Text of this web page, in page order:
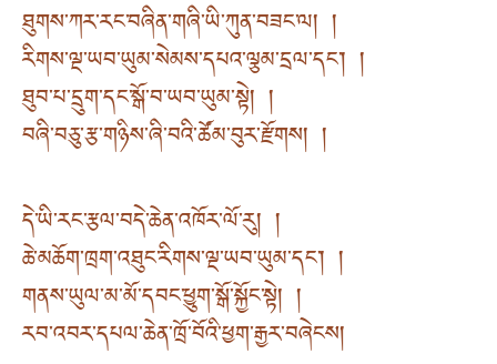
ཐུགས་ཀར་རང་བཞིན་གཞི་ཡི་ཀུན་བཟང་ལ། །
རིགས་ལྔ་ཡབ་ཡུམ་སེམས་དཔའ་ལྕམ་དྲལ་དང་། །
ཐུབ་པ་དྲུག་དང་སྒོ་བ་ཡབ་ཡུམ་སྟེ། །
བཞི་བཅུ་རྩ་གཉིས་ཞི་བའི་ཚོམ་བུར་རྫོགས། །
དེ་ཡི་རང་རྩལ་བདེ་ཆེན་འཁོར་ལོ་རུ། །
ཆེ་མཆོག་ཁྲག་འཐུང་རིགས་ལྔ་ཡབ་ཡུམ་དང་། །
གནས་ཡུལ་མ་མོ་དབང་ཕྱུག་སྒོ་སྐྱོང་སྟེ། །
རབ་འབར་དཔལ་ཆེན་ཁྲོ་བོའི་ཕྱག་རྒྱར་བཞེངས།